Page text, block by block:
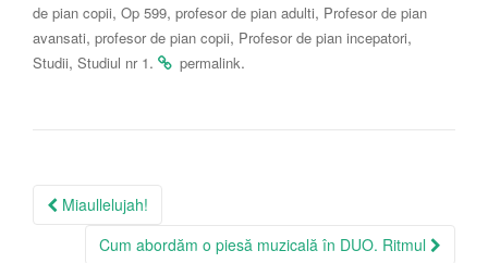
de pian copii, Op 599, profesor de pian adulti, Profesor de pian
avansati, profesor de pian copii, Profesor de pian incepatori,
Studii, Studiul nr 1. permalink.
Post
navigation
Miaullelujah!
Cum abordăm o piesă muzicală în DUO. Ritmul